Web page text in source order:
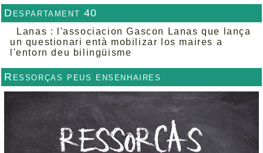
Despartament 40
Lanas : l'associacion Gascon Lanas que lança
un questionari entà mobilizar los maires a
l'entorn deu bilingüisme
Ressorças peus ensenhaires